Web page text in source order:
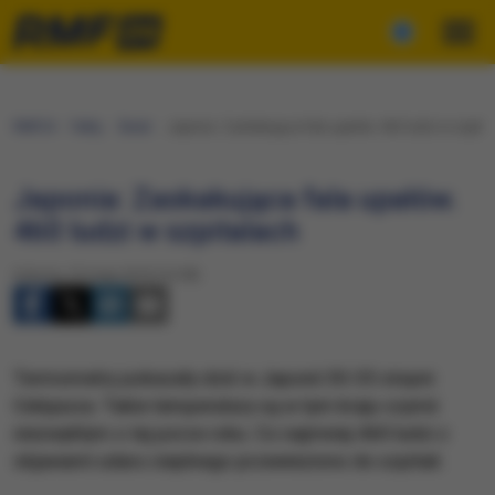
Japonia: Zaskakująca fala upałów.
460 ludzi w szpitalach